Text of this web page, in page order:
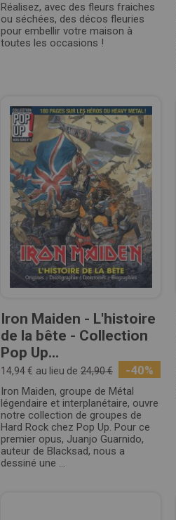
Réalisez, avec des fleurs fraiches
ou séchées, des décos fleuries
pour embellir votre maison à
toutes les occasions !
Iron Maiden - L'histoire
de la bête - Collection
Pop Up...
14,94 € au lieu de 24,90 € -40%
Iron Maiden, groupe de Métal
légendaire et interplanétaire, ouvre
notre collection de groupes de
Hard Rock chez Pop Up. Pour ce
premier opus, Juanjo Guarnido,
auteur de Blacksad, nous a
dessiné une ...